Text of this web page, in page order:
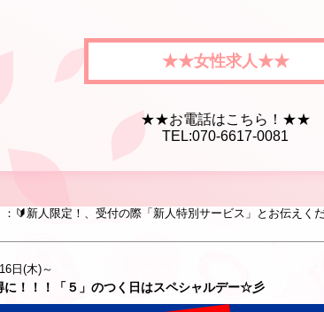
★★女性求人★★
★★お電話はこちら！★★
TEL:070-6617-0081
：🔰新人限定！、受付の際「新人特別サービス」とお伝えく
日(木)～
に！！！「５」のつく日はスペシャルデー☆彡